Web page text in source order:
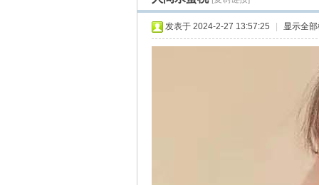
» › ›
发表于 2024-2-27 13:57:25 显示全